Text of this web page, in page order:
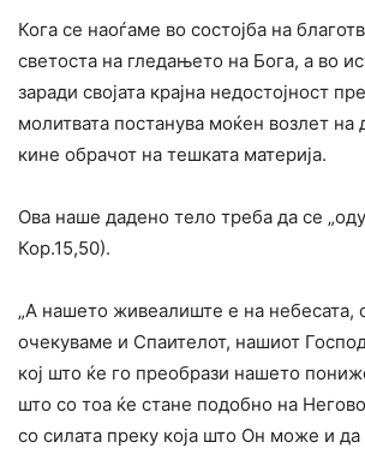
Кога се наоѓаме во состојба на
светоста на гледањето на Бога, а во
заради својата крајна недостојност
молитвата постанува моќен возлет на
кине обрачот на тешката материја.
Ова наше дадено тело треба да се
Кор.15,50).
„А нашето живеалиште е на небесата,
очекуваме и Спаителот, нашиот
кој што ќе го преобрази нашето
што со тоа ќе стане подобно на
со силата преку која што Он може и